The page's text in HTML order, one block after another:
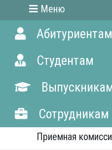
Меню
Абитуриентам
Студентам
Сотрудникам
Приемная